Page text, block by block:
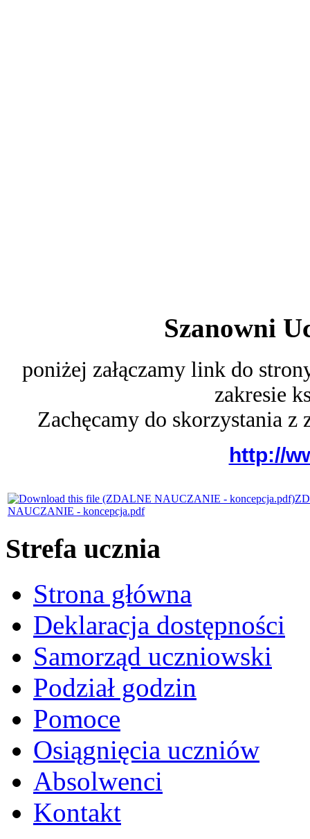
Szanowni
poniżej załączamy link do
zakresie
Zachęcamy do skorzystania
http://
NAUCZANIE - koncepcja.pdf
Strefa ucznia
Strona główna
Deklaracja dostępności
Samorząd uczniowski
Podział godzin
Pomoce
Osiągnięcia uczniów
Absolwenci
Kontakt